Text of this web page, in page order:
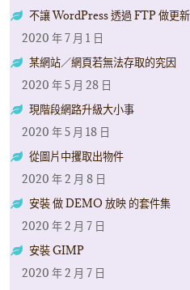
不讓 WordPress 透過 FTP 做更新
2020 年 7 月 1 日
某網站／網頁若無法存取的究因
2020 年 5 月 28 日
現階段網路升級大小事
2020 年 5 月 18 日
從圖片中攫取出物件
2020 年 2 月 8 日
安裝 做 DEMO 放映 的套件集
2020 年 2 月 7 日
安裝 GIMP
2020 年 2 月 7 日